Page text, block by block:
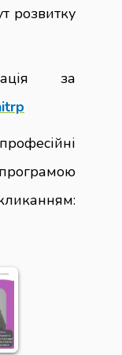
розвитку
за